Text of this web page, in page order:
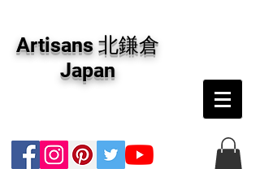
版画・切り絵など、コンテンポラリー並びにフ
ァインアートのオンライン販売をしています。
日本国内の抽象画・具象画の画家に加え、海外
のアーティストの作品もお取り寄せ頂けます。
インテリアとして、大切な方へのギフトとし
Artisans 北鎌倉
Japan